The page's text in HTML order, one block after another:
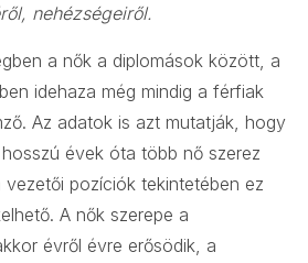
nehézségeiről.
a nők a diplomások között, a
idehaza még mindig a férfiak
Az adatok is azt mutatják, hogy
évek óta több nő szerez
pozíciók tekintetében ez
A nők szerepe a
évről évre erősödik, a